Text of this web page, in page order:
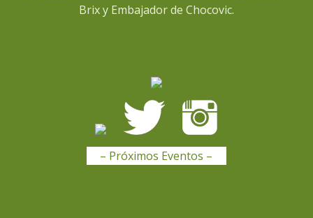
Brix y Embajador de Chocovic.
– Próximos Eventos –